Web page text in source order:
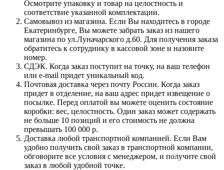
Осмотрите упаковку и товар на целостность и
соответствие указанной комплектации.
Самовывоз из магазина. Если Вы находитесь в городе
Екатеринбурге, Вы можете забрать заказ из нашего
магазина по ул.Луначарского д.60. Для получения заказа
обратитесь к сотруднику в кассовой зоне и назовите
номер.
СДЭК. Когда заказ поступит на точку, на ваш телефон
или e-mail придет уникальный код.
Почтовая доставка через почту России. Когда заказ
придет в отделение, на ваш адрес придет извещение о
посылке. Перед оплатой вы можете оценить состояние
коробки: вес, целостность. Один заказ может содержать
не больше 10 позиций и его стоимость не должна
превышать 100 000 р.
Доставка любой транспортной компанией. Если Вам
удобно получить свой заказ в транспортной компании,
обговорите все условия с менеджером, и получите свой
заказ в любой удобной точке.